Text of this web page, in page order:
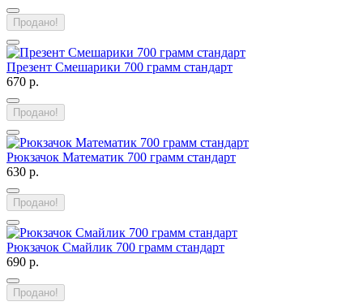
Продано!
Презент Смешарики 700 грамм стандарт
670 р.
Продано!
Рюкзачок Математик 700 грамм стандарт
630 р.
Продано!
Рюкзачок Смайлик 700 грамм стандарт
690 р.
Продано!